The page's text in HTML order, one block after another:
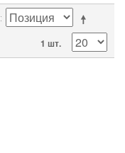
1 шт.